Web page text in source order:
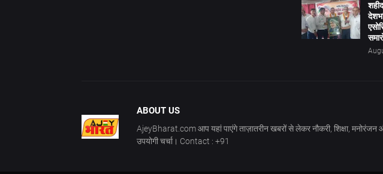
ABOUT US
AjeyBharat.com आप यहां पाएंगे ताज़ातरीन खबरों से लेकर नौकरी, शिक्षा, मनोरंजन
उपयोगी चर्चा। Contact : +91